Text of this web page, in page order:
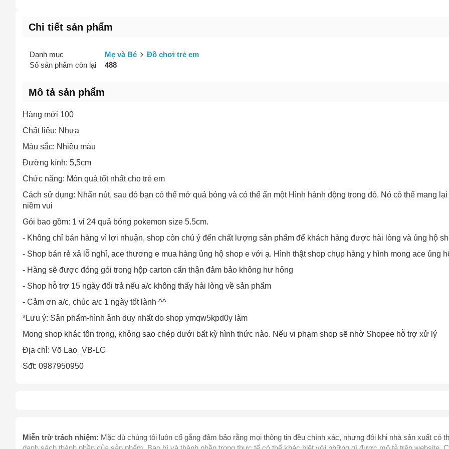
Chi tiết sản phẩm
Danh mục Mẹ và Bé
Đồ chơi trẻ em
Số sản phẩm còn lại
488
Mô tả sản phẩm
Hàng mới 100
Chất liệu: Nhựa
Màu sắc: Nhiều màu
Đường kính: 5,5cm
Chức năng: Món quà tốt nhất cho trẻ em
Cách sử dụng: Nhấn nút, sau đó bạn có thể mở quả bóng và có thể ẩn một Hình hành động trong đó. Nó có thể mang lại
niềm vui
Gói bao gồm: 1 vỉ 24 quả bóng pokemon size 5.5cm.
- Không chỉ bán hàng vì lợi nhuận, shop còn chú ý đến chất lượng sản phẩm để khách hàng được hài lòng và ủng hộ
- Shop bán rẻ xả lỗ nghỉ, ace thương e mua hàng ủng hộ shop e với ạ. Hình thật shop chụp hàng y hình mong ace ủng
- Hàng sẽ được đóng gói trong hộp carton cẩn thận đảm bảo không hư hỏng
- Shop hỗ trợ 15 ngày đổi trả nếu a/c không thấy hài lòng về sản phẩm
- Cảm ơn a/c, chúc a/c 1 ngày tốt lành ^^
*Lưu ý: Sản phẩm-hình ảnh duy nhất do shop ymqw5kpd0y làm
Mong shop khác tôn trọng, không sao chép dưới bất kỳ hình thức nào. Nếu vi phạm shop sẽ nhờ Shopee hỗ trợ xử lý
Địa chỉ: Võ Lao_VB-LC
Sđt: 0987950950
Miễn trừ trách nhiệm: Mặc dù chúng tôi luôn cố gắng đảm bảo rằng mọi thông tin đều chính xác, nhưng đôi khi nhà sản xuất có
Chào mừng khách hàng mới!
Khi mua hàng trênCHIAKI
Mã Giảm Giá Dành Riêng Cho Bạn